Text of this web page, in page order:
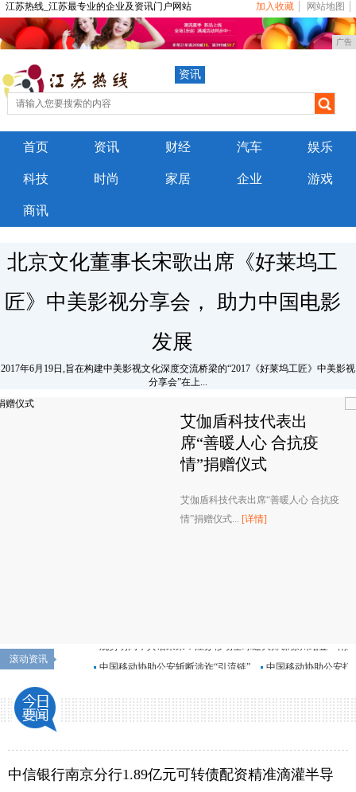
江苏热线_江苏最专业的企业及资讯门户网站 加入收藏 网站地图
广告
资讯
首页 资讯 财经 汽车 娱乐
科技 时尚 家居 企业 游戏
商讯
北京文化董事长宋歌出席《好莱坞工
匠》中美影视分享会， 助力中国电影
发展
2017年6月19日,旨在构建中美影视文化深度交流桥梁的“2017《好莱坞工匠》中美影视
分享会”在上...
滚动资讯
材质守护儿童健康
公益助学，想象力教育科技向南京雨花台区捐赠智能学习系
法”卡西米尔抗起泡多色书皮：告别气泡与翘边，包书皮轻松又
机玩游戏新纪元
5000元预算，能买到什么样的旗舰手机？
无锡市第五届
中信银行南京分行1.89亿元可转债配资精准滴灌半导